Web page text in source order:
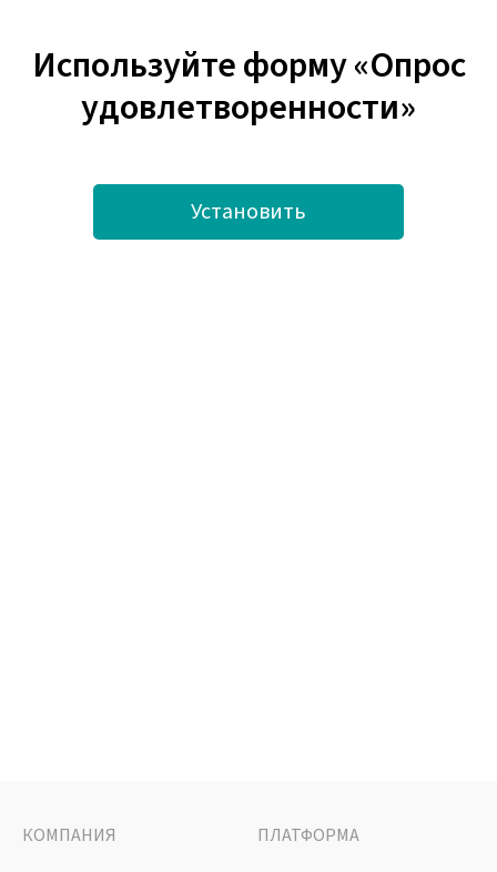
Используйте форму «Опрос
удовлетворенности»
Установить
КОМПАНИЯ ПЛАТФОРМА